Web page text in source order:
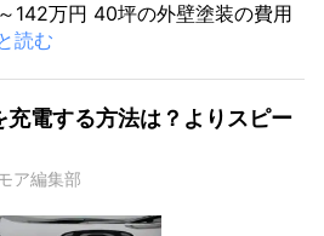
142万円 40坪の外壁塗装の費用
読む
電する方法は？よりスピー
ア編集部